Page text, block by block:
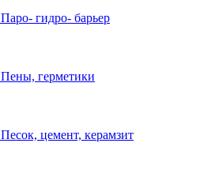
Паро- гидро- барьер
Пены, герметики
Песок, цемент, керамзит